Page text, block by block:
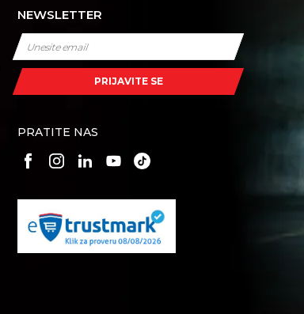
NEWSLETTER
PRIJAVITE SE
PRATITE NAS